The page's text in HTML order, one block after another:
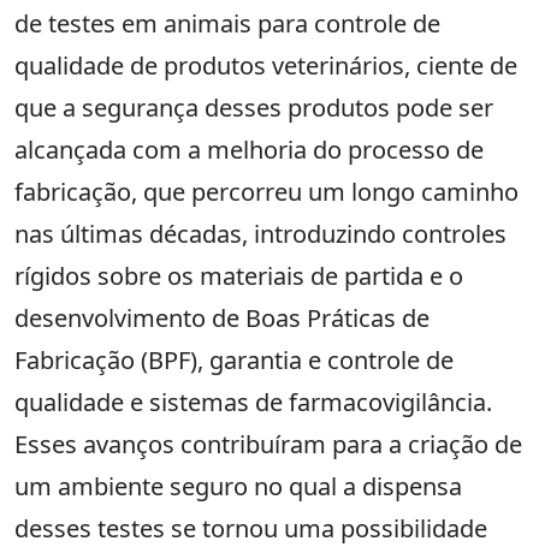
de testes em animais para controle de
qualidade de produtos veterinários, ciente de
que a segurança desses produtos pode ser
alcançada com a melhoria do processo de
fabricação, que percorreu um longo caminho
nas últimas décadas, introduzindo controles
rígidos sobre os materiais de partida e o
desenvolvimento de Boas Práticas de
Fabricação (BPF), garantia e controle de
qualidade e sistemas de farmacovigilância.
Esses avanços contribuíram para a criação de
um ambiente seguro no qual a dispensa
desses testes se tornou uma possibilidade